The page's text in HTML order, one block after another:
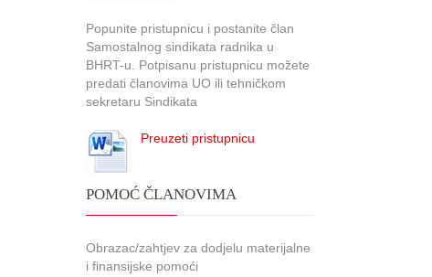
Popunite pristupnicu i postanite član
Samostalnog sindikata radnika u
BHRT-u. Potpisanu pristupnicu možete
predati članovima UO ili tehničkom
sekretaru Sindikata
Preuzeti pristupnicu
POMOĆ ČLANOVIMA
Obrazac/zahtjev za dodjelu materijalne
i finansijske pomoći